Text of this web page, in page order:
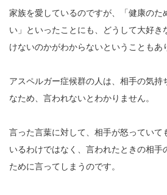
家族を愛しているのですが、「健康のた
い」といったことにも、どうして大好き
けないのかがわからないということもあ
アスペルガー症候群の人は、相手の気持
なため、言われないとわかりません。
言った言葉に対して、相手が怒っていて
いるわけではなく、言われたときの相手
ために言ってしまうのです。